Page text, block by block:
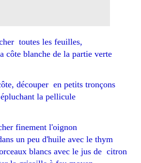
toutes les feuilles,
côte blanche de la partie verte
découper en petits tronçons
la pellicule
finement l'oignon
un peu d'huile avec le thym
blancs avec le jus de citron